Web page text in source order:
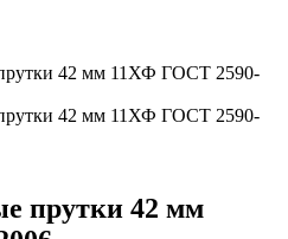
прутки 42 мм